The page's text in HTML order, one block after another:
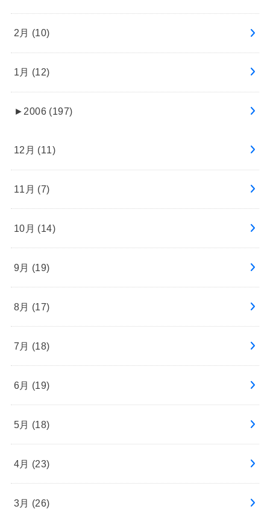
2月 (10)
1月 (12)
► 2006 (197)
12月 (11)
11月 (7)
10月 (14)
9月 (19)
8月 (17)
7月 (18)
6月 (19)
5月 (18)
4月 (23)
3月 (26)